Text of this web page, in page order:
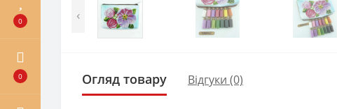
0
0
‹
Огляд товару Відгуки (0)